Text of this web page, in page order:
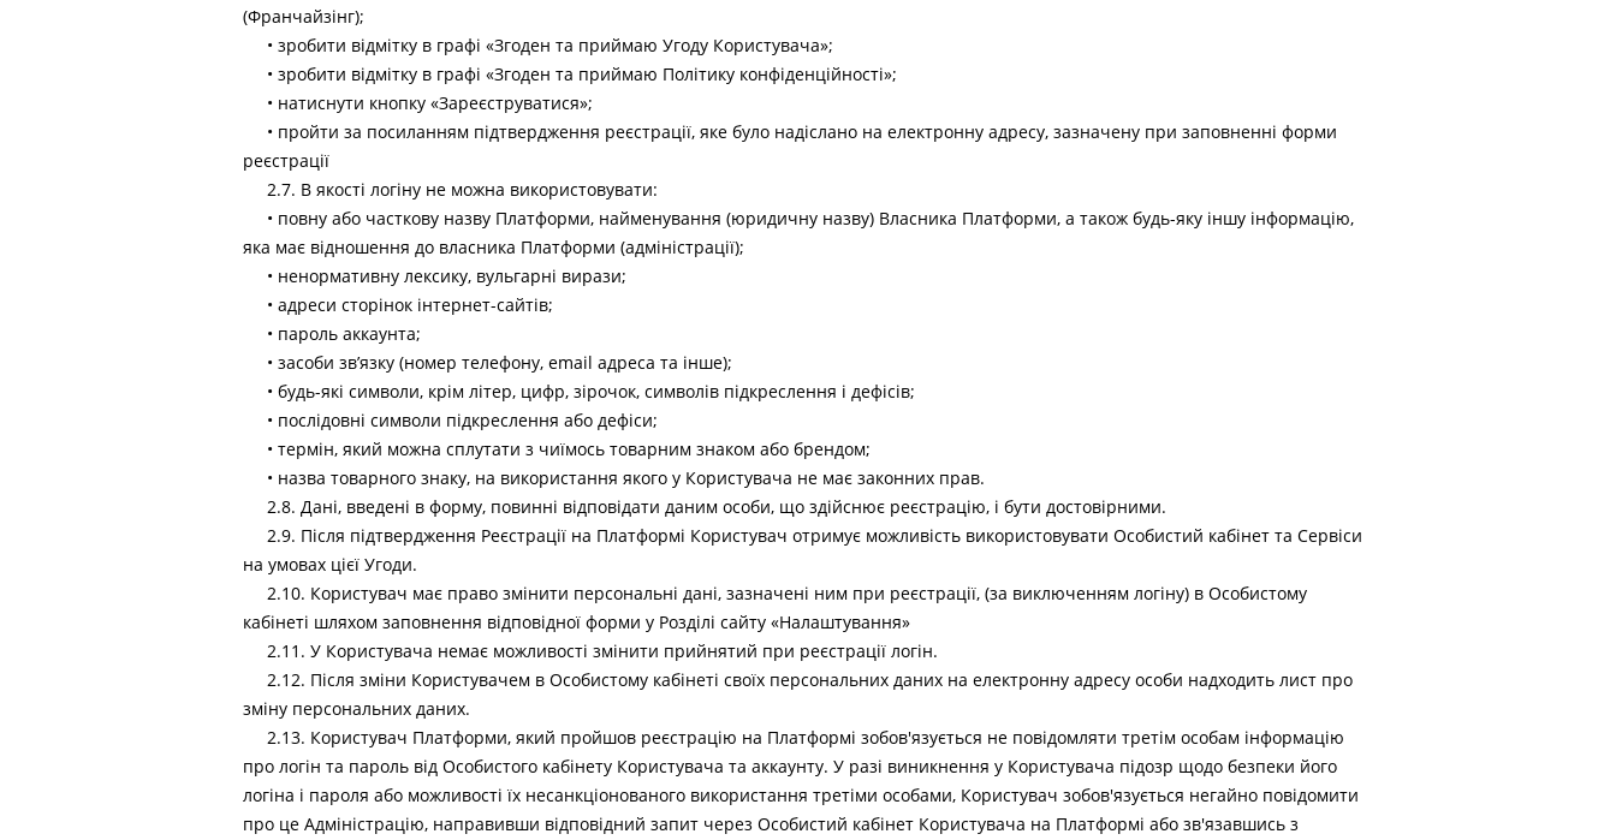
(Франчайзінг);
• зробити відмітку в графі «Згоден та приймаю Угоду Користувача»;
• зробити відмітку в графі «Згоден та приймаю Політику конфіденційності»;
• натиснути кнопку «Зареєструватися»;
• пройти за посиланням підтвердження реєстрації, яке було надіслано на електронну адресу, зазначену при заповненні форми
реєстрації
2.7. В якості логіну не можна використовувати:
• повну або часткову назву Платформи, найменування (юридичну назву) Власника Платформи, а також будь-яку іншу інформацію,
яка має відношення до власника Платформи (адміністрації);
• ненормативну лексику, вульгарні вирази;
• адреси сторінок інтернет-сайтів;
• пароль аккаунта;
• засоби зв’язку (номер телефону, email адреса та інше);
• будь-які символи, крім літер, цифр, зірочок, символів підкреслення і дефісів;
• послідовні символи підкреслення або дефіси;
• термін, який можна сплутати з чиїмось товарним знаком або брендом;
• назва товарного знаку, на використання якого у Користувача не має законних прав.
2.8. Дані, введені в форму, повинні відповідати даним особи, що здійснює реєстрацію, і бути достовірними.
2.9. Після підтвердження Реєстрації на Платформі Користувач отримує можливість використовувати Особистий кабінет та Сервіси
на умовах цієї Угоди.
2.10. Користувач має право змінити персональні дані, зазначені ним при реєстрації, (за виключенням логіну) в Особистому
кабінеті шляхом заповнення відповідної форми у Розділі сайту «Налаштування»
2.11. У Користувача немає можливості змінити прийнятий при реєстрації логін.
2.12. Після зміни Користувачем в Особистому кабінеті своїх персональних даних на електронну адресу особи надходить лист про
зміну персональних даних.
2.13. Користувач Платформи, який пройшов реєстрацію на Платформі зобов'язується не повідомляти третім особам інформацію
про логін та пароль від Особистого кабінету Користувача та аккаунту. У разі виникнення у Користувача підозр щодо безпеки його
логіна і пароля або можливості їх несанкціонованого використання третіми особами, Користувач зобов'язується негайно повідомити
про це Адміністрацію, направивши відповідний запит через Особистий кабінет Користувача на Платформі або зв'язавшись з